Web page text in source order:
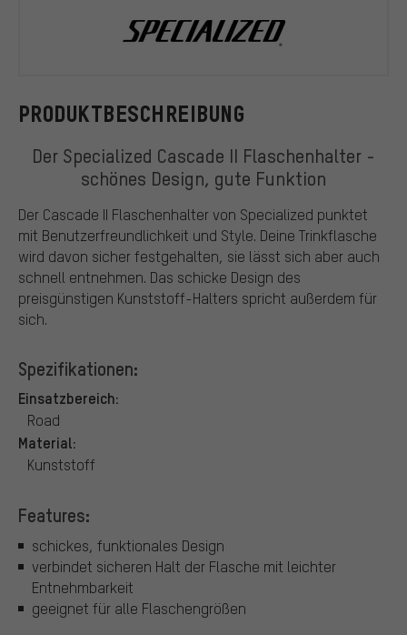
PRODUKTBESCHREIBUNG
Der Specialized Cascade II Flaschenhalter -
schönes Design, gute Funktion
Der Cascade II Flaschenhalter von Specialized punktet
mit Benutzerfreundlichkeit und Style. Deine Trinkflasche
wird davon sicher festgehalten, sie lässt sich aber auch
schnell entnehmen. Das schicke Design des
preisgünstigen Kunststoff-Halters spricht außerdem für
sich.
Spezifikationen:
Einsatzbereich:
Road
Material:
Kunststoff
Features:
schickes, funktionales Design
verbindet sicheren Halt der Flasche mit leichter
Entnehmbarkeit
geeignet für alle Flaschengrößen